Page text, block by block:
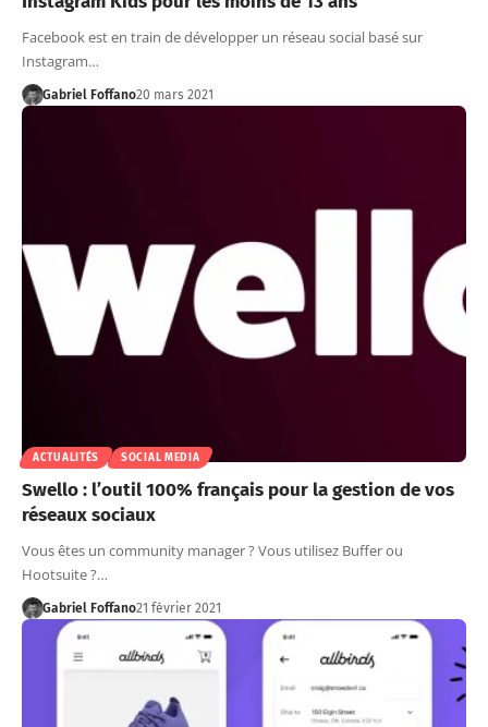
Facebook est en train de développer un réseau social basé sur
Instagram…
Gabriel Foffano20 mars 2021
ACTUALITÉS SOCIAL MEDIA
Swello : l’outil 100% français pour la gestion de vos
réseaux sociaux
Vous êtes un community manager ? Vous utilisez Buffer ou
Hootsuite ?…
Gabriel Foffano21 février 2021